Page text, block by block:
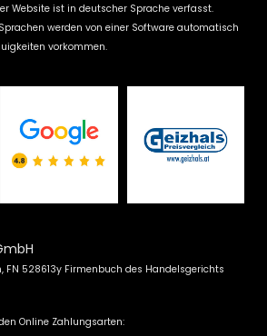
Website ist in deutscher Sprache verfasst.
werden von einer Software automatisch
vorkommen.
FN 528613y Firmenbuch des Handelsgerichts
Online Zahlungsarten: